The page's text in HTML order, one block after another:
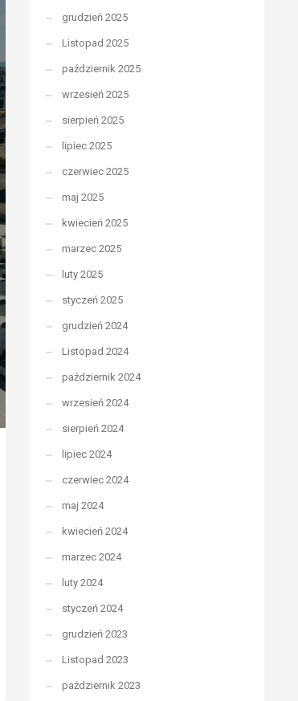
grudzień 2025
Listopad 2025
październik 2025
wrzesień 2025
sierpień 2025
lipiec 2025
czerwiec 2025
maj 2025
kwiecień 2025
marzec 2025
luty 2025
styczeń 2025
grudzień 2024
Listopad 2024
październik 2024
wrzesień 2024
sierpień 2024
lipiec 2024
czerwiec 2024
maj 2024
kwiecień 2024
marzec 2024
luty 2024
styczeń 2024
grudzień 2023
Listopad 2023
październik 2023